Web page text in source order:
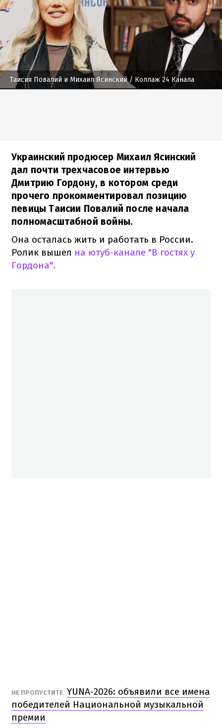
Таисия Повалий и Михаил Ясинский/ Коллаж 24 Канала
Украинский продюсер Михаил Ясинский
дал почти трехчасовое интервью
Дмитрию Гордону, в котором среди
прочего прокомментировал позицию
певицы Таисии Повалий после начала
полномасштабной войны.
Она осталась жить и работать в России.
Ролик вышел на ютуб-канале "В гостях у
Гордона".
НЕ ПРОПУСТИТЕ YUNA-2026: объявили все имена
победителей Национальной музыкальной
премии